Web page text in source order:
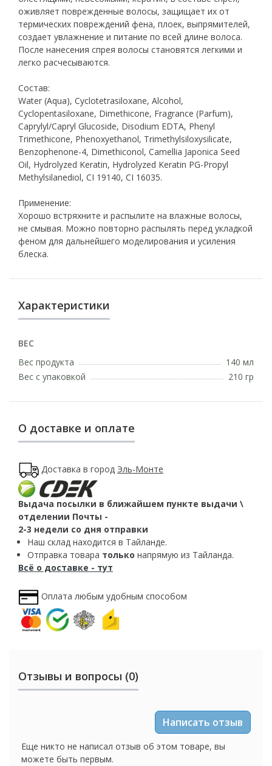
оживляет поврежденные волосы, защищает их от
термических повреждений фена, плоек, выпрямителей,
создает увлажнение и питание по всей длине волоса.
После нанесения спрея волосы становятся легкими и
легко расчесываются.
Состав:
Water (Aqua), Cyclotetrasiloxane, Alcohol,
Cyclopentasiloxane, Dimethicone, Fragrance (Parfum),
Caprylyl/Capryl Glucoside, Disodium EDTA, Phenyl
Trimethicone, Phenoxyethanol, Trimethylsiloxysilicate,
Benzophenone-4, Dimethiconol, Camellia Japonica Seed
Oil, Hydrolyzed Keratin, Hydrolyzed Keratin PG-Propyl
Methylsilanediol, CI 19140, CI 16035.
Применение:
Хорошо встряхните и распылите на влажные волосы,
не смывая. Можно повторно распылять перед укладкой
феном для дальнейшего моделирования и усиления
блеска.
Характеристики
ВЕС
Вес продукта
140 мл
Вес с упаковкой
210 гр
О доставке и оплате
Доставка в город Эль-Монте
Выдача посылки в ближайшем пункте выдачи \
отделении Почты -
2-3 недели со дня отправки
Наш склад находится в Тайланде.
Отправка товара только напрямую из Тайланда.
Всё о доставке - тут
Оплата любым удобным способом
Отзывы и вопросы (0)
Написать отзыв
Еще никто не написал отзыв об этом товаре, вы
можете быть первым.